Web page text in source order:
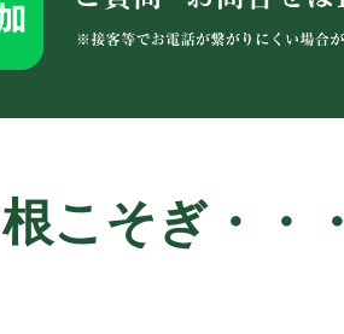
根こそぎ・・・